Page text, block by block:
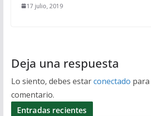
17 julio, 2019
Deja una respuesta
Lo siento, debes estarconectado
comentario.
Entradas recientes